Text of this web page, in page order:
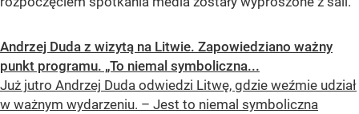
Andrzej Duda z wizytą na Litwie. Zapowiedziano ważny
punkt programu. „To niemal symboliczna...
Już jutro Andrzej Duda odwiedzi Litwę, gdzie weźmie udział
w ważnym wydarzeniu. – Jest to niemal symboliczna